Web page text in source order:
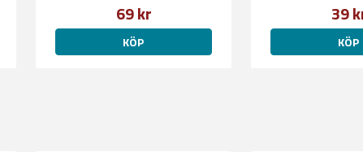
69 kr
KÖP
39
KÖP